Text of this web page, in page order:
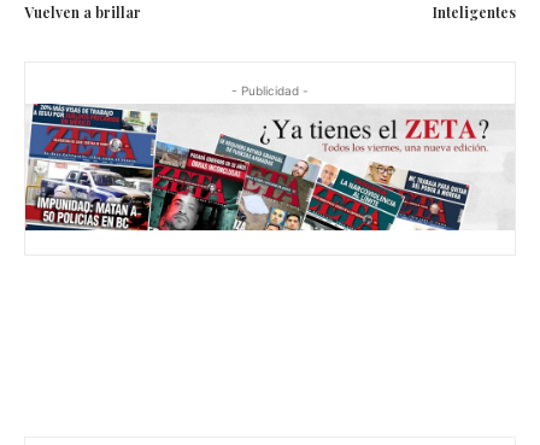
Vuelven a brillar Inteligentes
- Publicidad -